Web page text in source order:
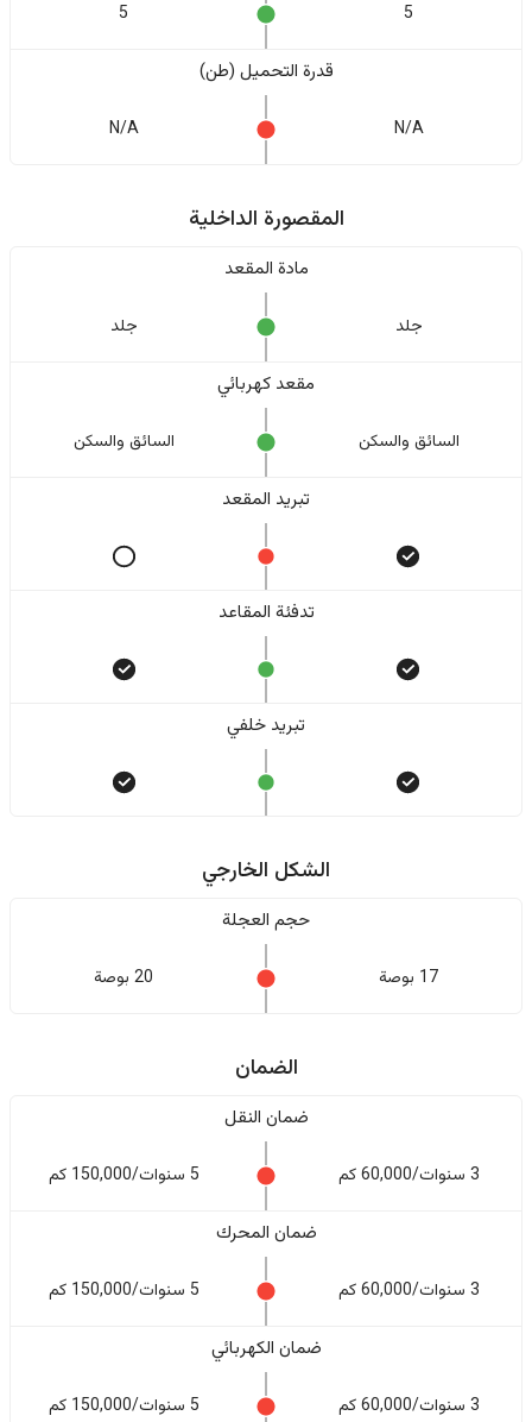
5
5
قدرة التحميل (طن)
N/A
N/A
المقصورة الداخلية
مادة المقعد
جلد جلد
مقعد كهربائي
السائق والسکن السائق والسکن
تبريد المقعد
تدفئة المقاعد
تبريد خلفي
الشكل الخارجي
حجم العجلة
17 بوصة 20 بوصة
الضمان
ضمان النقل
3 سنوات/60,000 كم 5 سنوات/150,000 كم
ضمان المحرك
3 سنوات/60,000 كم 5 سنوات/150,000 كم
ضمان الكهربائي
3 سنوات/60,000 كم 5 سنوات/150,000 كم